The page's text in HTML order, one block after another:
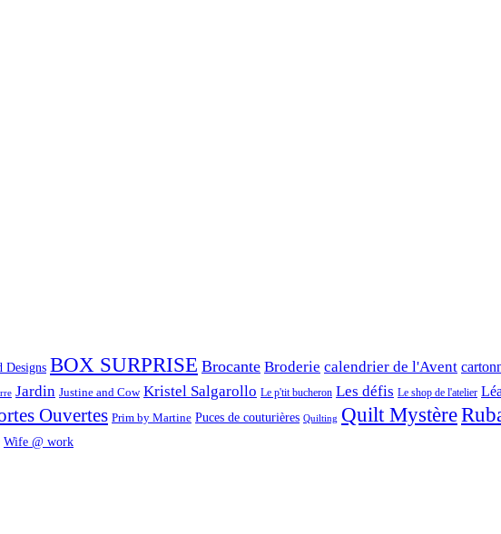
Designs BOX SURPRISE Brocante Broderie calendrier de l'Avent
Jardin Justine and Cow Kristel Salgarollo Le p'tit bucheron Les défis Le shop de l'atelier
Ouvertes Prim by Martine Puces de couturières Quilting Quilt Mystère
Wife @ work